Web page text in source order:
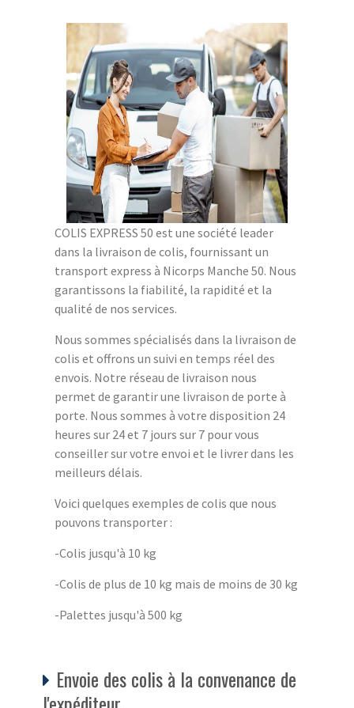
COLIS EXPRESS 50 est une société leader
dans la livraison de colis, fournissant un
transport express à Nicorps Manche 50. Nous
garantissons la fiabilité, la rapidité et la
qualité de nos services.
Nous sommes spécialisés dans la livraison de
colis et offrons un suivi en temps réel des
envois. Notre réseau de livraison nous
permet de garantir une livraison de porte à
porte. Nous sommes à votre disposition 24
heures sur 24 et 7 jours sur 7 pour vous
conseiller sur votre envoi et le livrer dans les
meilleurs délais.
Voici quelques exemples de colis que nous
pouvons transporter :
-Colis jusqu'à 10 kg
-Colis de plus de 10 kg mais de moins de 30 kg
-Palettes jusqu'à 500 kg
Envoie des colis à la convenance de